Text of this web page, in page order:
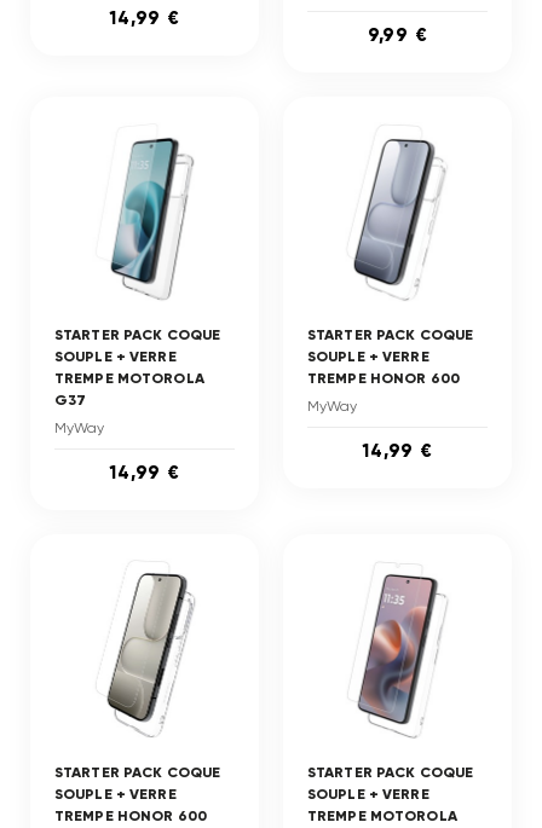
14,99 €
9,99 €
STARTER PACK COQUE
SOUPLE + VERRE
TREMPE MOTOROLA
G37
MyWay
14,99 €
STARTER PACK COQUE
SOUPLE + VERRE
TREMPE HONOR 600
MyWay
14,99 €
STARTER PACK COQUE
SOUPLE + VERRE
TREMPE HONOR 600
STARTER PACK COQUE
SOUPLE + VERRE
TREMPE MOTOROLA